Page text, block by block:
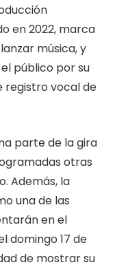
en 2022, marca
música, y
público por su
registro vocal de
parte de la gira
otras
Además, la
una de las
en el
domingo 17 de
de mostrar su